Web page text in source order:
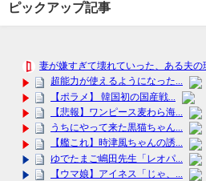
ピックアップ記事